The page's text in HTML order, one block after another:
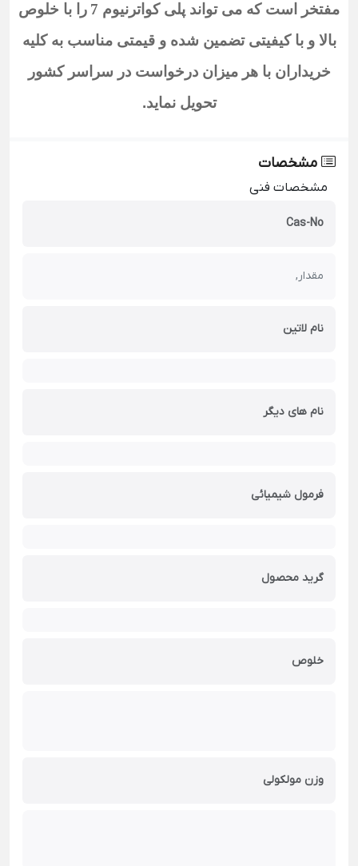
مفتخر است که می تواند پلی کواترنیوم 7
را با خلوص
بالا و با کیفیتی تضمین شده و قیمتی مناسب به کلیه
خریداران با هر میزان درخواست در سراسر کشور
تحویل نماید.
مشخصات
مشخصات فنی
Cas-No
مقدار,
نام لاتین
نام های دیگر
فرمول شیمیائی
گرید محصول
خلوص
وزن مولکولی